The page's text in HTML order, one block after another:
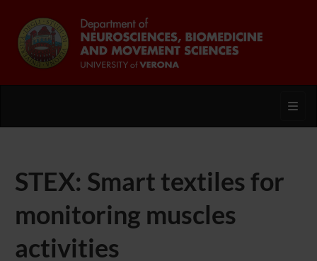
STEX: Smart textiles for
monitoring muscles
activities